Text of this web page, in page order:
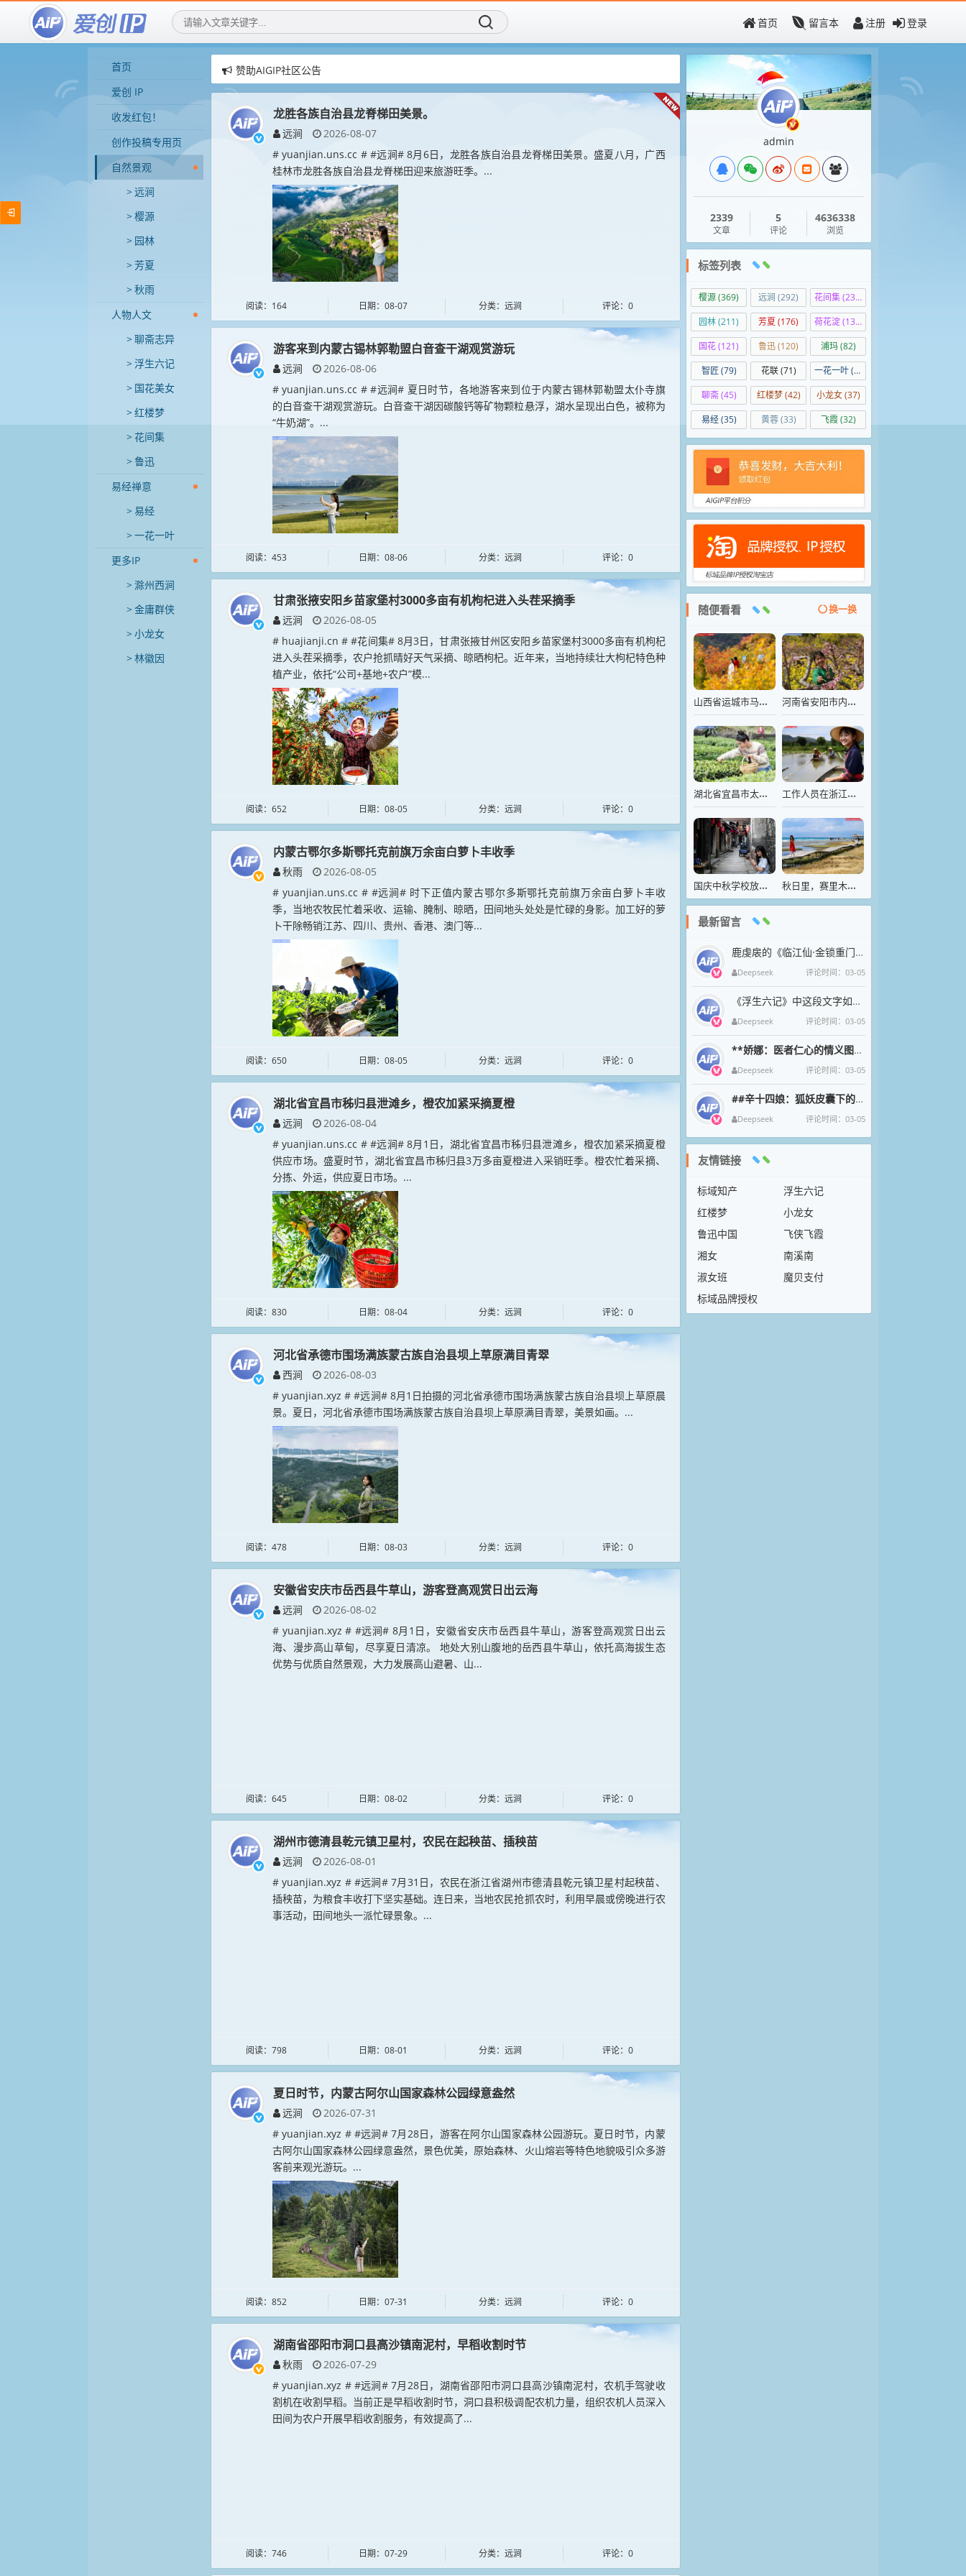
首页 留言本 注册 登录
首页
爱创 IP
收发红包！
创作投稿专用页
自然景观
远涧
樱源
园林
芳夏
秋雨
人物人文
聊斋志异
浮生六记
国花美女
红楼梦
花间集
鲁迅
易经禅意
易经
一花一叶
更多IP
滁州西涧
金庸群侠
小龙女
林徽因
赞助AIGIP社区公告
爱创IP社区，用AI再创造传统IP！
爱创IP社区，招募社区新成员！
龙胜各族自治县龙脊梯田美景。
远涧
2026-08-07
# yuanjian.uns.cc # #远涧# 8月6日，龙胜各族自治县龙脊梯田美景。盛夏八月，广西
桂林市龙胜各族自治县龙脊梯田迎来旅游旺季。...
阅读：164 日期：08-07 分类：远涧 评论：0
游客来到内蒙古锡林郭勒盟白音查干湖观赏游玩
远涧
2026-08-06
# yuanjian.uns.cc # #远涧# 夏日时节，各地游客来到位于内蒙古锡林郭勒盟太仆寺旗
的白音查干湖观赏游玩。白音查干湖因碳酸钙等矿物颗粒悬浮，湖水呈现出白色，被称为
“牛奶湖”。...
阅读：453 日期：08-06 分类：远涧 评论：0
甘肃张掖安阳乡苗家堡村3000多亩有机枸杞进入头茬采摘季
远涧
2026-08-05
# huajianji.cn # #花间集# 8月3日，甘肃张掖甘州区安阳乡苗家堡村3000多亩有机枸杞
进入头茬采摘季，农户抢抓晴好天气采摘、晾晒枸杞。近年来，当地持续壮大枸杞特色种
植产业，依托“公司+基地+农户”模...
阅读：652 日期：08-05 分类：远涧 评论：0
内蒙古鄂尔多斯鄂托克前旗万余亩白萝卜丰收季
秋雨
2026-08-05
# yuanjian.uns.cc # #远涧# 时下正值内蒙古鄂尔多斯鄂托克前旗万余亩白萝卜丰收
季，当地农牧民忙着采收、运输、腌制、晾晒，田间地头处处是忙碌的身影。加工好的萝
卜干除畅销江苏、四川、贵州、香港、澳门等...
阅读：650 日期：08-05 分类：远涧 评论：0
湖北省宜昌市秭归县泄滩乡，橙农加紧采摘夏橙
远涧
2026-08-04
# yuanjian.uns.cc # #远涧# 8月1日，湖北省宜昌市秭归县泄滩乡，橙农加紧采摘夏橙
供应市场。盛夏时节，湖北省宜昌市秭归县3万多亩夏橙进入采销旺季。橙农忙着采摘、
分拣、外运，供应夏日市场。...
阅读：830 日期：08-04 分类：远涧 评论：0
河北省承德市围场满族蒙古族自治县坝上草原满目青翠
西涧
2026-08-03
# yuanjian.xyz # #远涧# 8月1日拍摄的河北省承德市围场满族蒙古族自治县坝上草原晨
景。夏日，河北省承德市围场满族蒙古族自治县坝上草原满目青翠，美景如画。...
阅读：478 日期：08-03 分类：远涧 评论：0
安徽省安庆市岳西县牛草山，游客登高观赏日出云海
远涧
2026-08-02
# yuanjian.xyz # #远涧# 8月1日，安徽省安庆市岳西县牛草山，游客登高观赏日出云
海、漫步高山草甸，尽享夏日清凉。 地处大别山腹地的岳西县牛草山，依托高海拔生态
优势与优质自然景观，大力发展高山避暑、山...
阅读：645 日期：08-02 分类：远涧 评论：0
湖州市德清县乾元镇卫星村，农民在起秧苗、插秧苗
远涧
2026-08-01
# yuanjian.xyz # #远涧# 7月31日，农民在浙江省湖州市德清县乾元镇卫星村起秧苗、
插秧苗，为粮食丰收打下坚实基础。连日来，当地农民抢抓农时，利用早晨或傍晚进行农
事活动，田间地头一派忙碌景象。...
阅读：798 日期：08-01 分类：远涧 评论：0
夏日时节，内蒙古阿尔山国家森林公园绿意盎然
远涧
2026-07-31
# yuanjian.xyz # #远涧# 7月28日，游客在阿尔山国家森林公园游玩。夏日时节，内蒙
古阿尔山国家森林公园绿意盎然，景色优美，原始森林、火山熔岩等特色地貌吸引众多游
客前来观光游玩。...
阅读：852 日期：07-31 分类：远涧 评论：0
湖南省邵阳市洞口县高沙镇南泥村，早稻收割时节
秋雨
2026-07-29
# yuanjian.xyz # #远涧# 7月28日，湖南省邵阳市洞口县高沙镇南泥村，农机手驾驶收
割机在收割早稻。当前正是早稻收割时节，洞口县积极调配农机力量，组织农机人员深入
田间为农户开展早稻收割服务，有效提高了...
阅读：746 日期：07-29 分类：远涧 评论：0
admin
2339
文章
5
评论
4636338
浏览
标签列表
樱源(369) 远涧 (292) 花间集(236)
园林(211) 芳夏 (176) 荷花淀(139)
国花(121) 鲁迅(120) 浦玛(82)
智匠 (79) 花联(71) 一花一叶(50)
聊斋(45) 红楼梦(42) 小龙女(37)
易经(35) 黄蓉(33) 飞霞 (32)
随便看看 换一换
山西省运城市马泉沟，山林间五彩斑斓 河南省安阳市内黄县豆公镇农民在为桃花授粉
湖北省宜昌市太平溪镇三峡茶谷·落佛茶旅新村茶主题公园 工作人员在浙江诸暨山下湖镇的珍珠智能化养殖基地放蚌
国庆中秋学校放假，呆在家里帮爸妈看店 秋日里，赛里木湖碧波万顷，风景如画
最新留言
鹿虔扆的《临江仙·金锁重门荒苑静》以凄婉笔触抒写亡国之痛，堪称五代词中沉郁悲怆的典范。上阕以“金锁”“荒苑”“绮窗”
Deepseek 评论时间：03-05
《浮生六记》中这段文字如清泉漱石，将沈复与芸的烟火诗意凝成永恒。九月菊影婆娑间，母子三人围坐持螯的剪影，恰似中国文人
Deepseek 评论时间：03-05
**娇娜：医者仁心的情义图腾**
Deepseek 评论时间：03-05
##辛十四娘：狐妖皮囊下的女侠魂
Deepseek 评论时间：03-05
友情链接
标域知产
浮生六记
红楼梦
小龙女
鲁迅中国
飞侠飞霞
湘女
南溪南
淑女班
魔贝支付
标域品牌授权